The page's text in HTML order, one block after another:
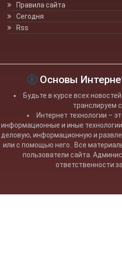
Правила сайта
Сегодня
Rss
Основы
Будьте в курсе всех
транслируем
Интернет технологии –
информационные и иные
деловую, информационную и
или с помощью него.. Все
пользователи сайта.
ответственности